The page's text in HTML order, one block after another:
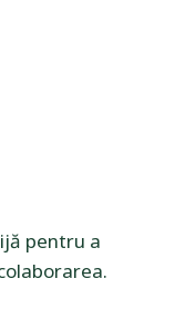
pentru a